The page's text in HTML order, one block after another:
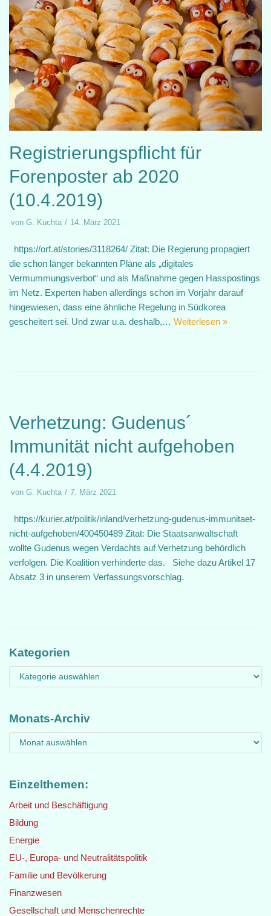
Registrierungspflicht für
Forenposter ab 2020
(10.4.2019)
von G. Kuchta 14. März 2021
https://orf.at/stories/3118264/ Zitat: Die Regierung propagiert
die schon länger bekannten Pläne als „digitales
Vermummungsverbot“ und als Maßnahme gegen Hasspostings
im Netz. Experten haben allerdings schon im Vorjahr darauf
hingewiesen, dass eine ähnliche Regelung in Südkorea
gescheitert sei. Und zwar u.a. deshalb,… Weiterlesen »
Verhetzung: Gudenus´
Immunität nicht aufgehoben
(4.4.2019)
von G. Kuchta 7. März 2021
https://kurier.at/politik/inland/verhetzung-gudenus-immunitaet-
nicht-aufgehoben/400450489 Zitat: Die Staatsanwaltschaft
wollte Gudenus wegen Verdachts auf Verhetzung behördlich
verfolgen. Die Koalition verhinderte das. Siehe dazu Artikel 17
Absatz 3 in unserem Verfassungsvorschlag.
Kategorien
Monats-Archiv
Einzelthemen:
Arbeit und Beschäftigung
Bildung
Energie
EU-, Europa- und Neutralitätspolitik
Familie und Bevölkerung
Finanzwesen
Gesellschaft und Menschenrechte